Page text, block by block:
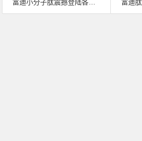
富迪小分子肽震撼登陆各大央视卫视，签约仪式！
富迪